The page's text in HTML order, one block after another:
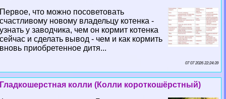
Первое, что можно посоветовать
счастливому новому владельцу котенка -
узнать у заводчика, чем он кормит котенка
сейчас и сделать вывод - чем и как кормить
вновь приобретенное дитя...
07 07 2026 22:24:39
Гладкошерстная колли (Колли короткошёрстный)